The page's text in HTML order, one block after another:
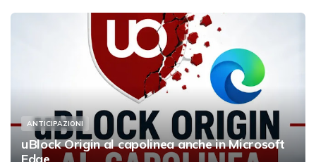
ANTICIPAZIONI
uBlock Origin al capolinea anche in Microsoft